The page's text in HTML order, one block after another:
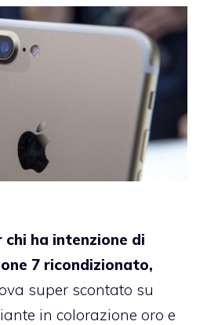
ha intenzione di
7 ricondizionato,
super scontato su
in colorazione oro e